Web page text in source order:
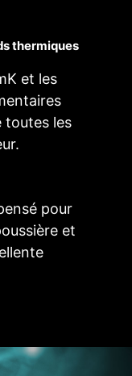
de mise
thermiques
et les
toutes les
pour
et
VENTILATEUR
SYSTÈME
du mode
detect
répondre à
manuel
la courbe de
prévus à
modifier
selon un
Center
en
le scénario
dans le
ventilateur en